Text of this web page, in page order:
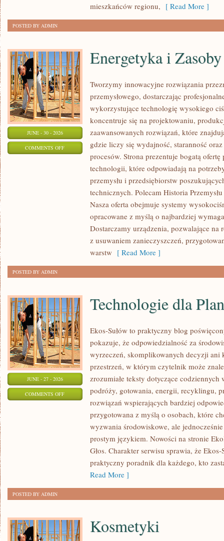
mieszkańców regionu, [ Read More ]
POSTED BY ADMIN
JUNE - 30 - 2026
COMMENTS OFFON
ENERGETYKA
Energetyka i Zasoby
Tworzymy innowacyjne rozwiązania
przemysłowego, dostarczając
wykorzystujące technologię wysokiego
koncentruje się na projektowaniu,
zaawansowanych rozwiązań, które
gdzie liczy się wydajność, staranność
procesów. Strona prezentuje bogatą ofertę
technologii, które odpowiadają na
przemysłu i przedsiębiorstw
technicznych. Polecam Historia
Nasza oferta obejmuje systemy
opracowane z myślą o najbardziej
Dostarczamy urządzenia, pozwalające na
z usuwaniem zanieczyszczeń,
warstw [ Read More ]
POSTED BY ADMIN
JUNE - 27 - 2026
COMMENTS OFFON
TECHNOLOGIE
Technologie dla
Ekos-Sułów to praktyczny blog
pokazuje, że odpowiedzialność za
wyrzeczeń, skomplikowanych decyzji ani
przestrzeń, w którym czytelnik może
zrozumiałe teksty dotyczące
podróży, gotowania, energii, recyklingu,
rozwiązań wspierających bardziej
przygotowana z myślą o osobach, które
wyzwania środowiskowe, ale
prostym językiem. Nowości na stronie
Głos. Charakter serwisu sprawia, że
praktyczny poradnik dla każdego, kto
Read More ]
POSTED BY ADMIN
Kosmetyki